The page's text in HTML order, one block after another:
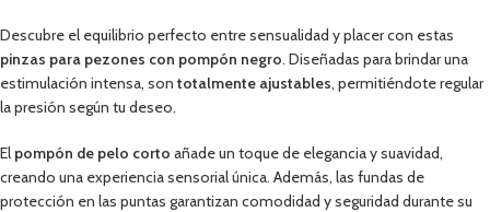
Descubre el equilibrio perfecto entre sensualidad y placer con estas
pinzas para pezones con pompón negro. Diseñadas para brindar una
estimulación intensa, son totalmente ajustables, permitiéndote regular
la presión según tu deseo.
El pompón de pelo corto añade un toque de elegancia y suavidad,
creando una experiencia sensorial única. Además, las fundas de
protección en las puntas garantizan comodidad y seguridad durante su